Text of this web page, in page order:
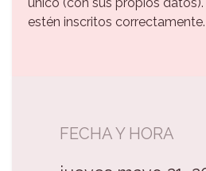
único (con sus propios
estén inscritos correctamente.
FECHA Y HORA